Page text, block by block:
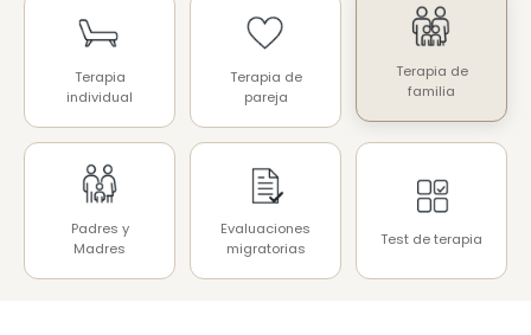
Terapia
individual
Terapia de
pareja
Terapia de
familia
Padres y
Madres
Evaluaciones
migratorias
Test de terapia